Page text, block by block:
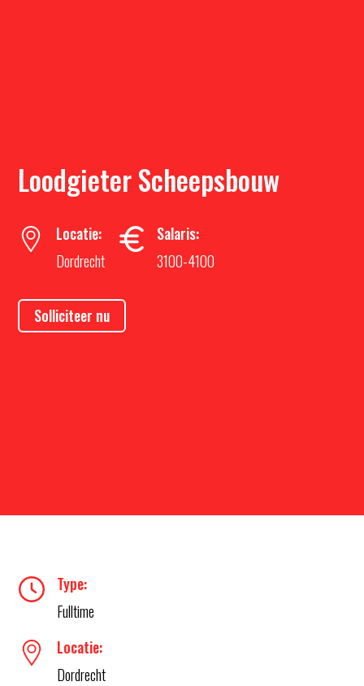
Loodgieter Scheepsbouw
Locatie:
Dordrecht
Salaris:
3100-4100
Solliciteer nu
Type:
Fulltime
Locatie:
Dordrecht